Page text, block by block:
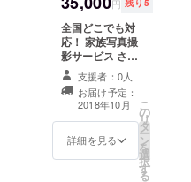
終了後
に制作
を行い
ます、
その為
完成予
定日が
2018年
11月頃
になり
ます。
その
集及び加工した
データを専用の
エミィにアップ
5.お手数ですが
エミィに無料登
録をお願いして
います。 6.あと
はお好きな写真
な大きさでお好
きなだけお買い
が是非
一度お
試しく
ださ
ススメ
は 写真
は欲し
い分、
欲しい
円 残り5
全国どこでも対
応！ 家族写真撮
影サービス さら
に！お名前やペ
ンネームなどを
webサイトにて
約1年間支援して
いただいた方と
して紹介しま
す！ もちろん家
支援者：0人
お届け予定：
2018年10月
詳細を見る
こ
の
リ
タ
ー
ン
を
選
択
す
る